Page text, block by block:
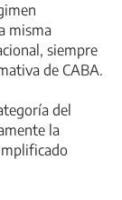
misma
siempre
de CABA.
del
la